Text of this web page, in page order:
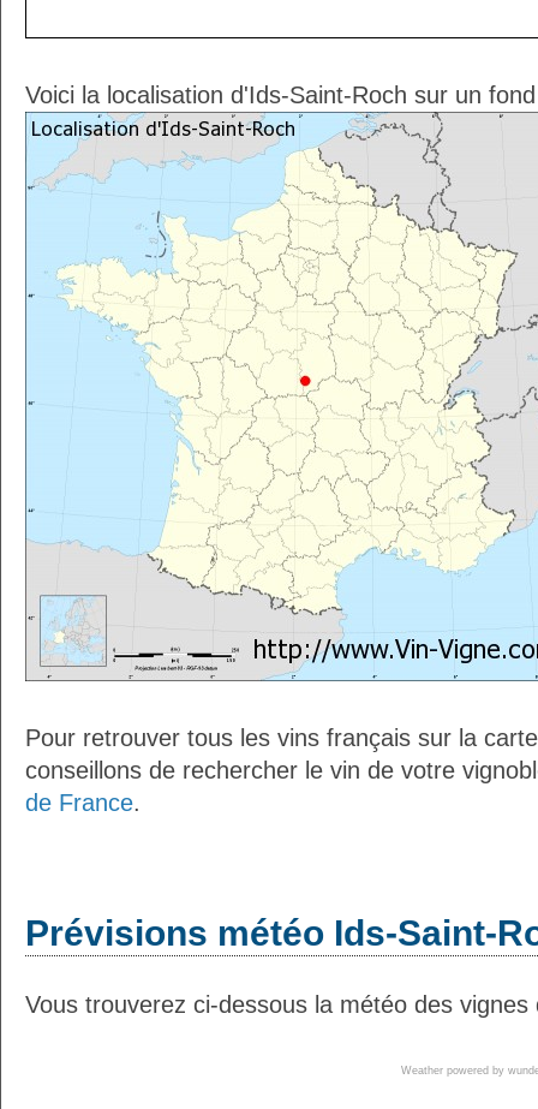
Voici la localisation d'Ids-Saint-Roch sur un
Pour retrouver tous les vins français sur la
conseillons de rechercher le vin de votre
de France.
Prévisions météo Ids-Saint-
Vous trouverez ci-dessous la météo des
Weather powered by